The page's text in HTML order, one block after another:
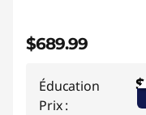
$689.99
Éducation
Prix :
$